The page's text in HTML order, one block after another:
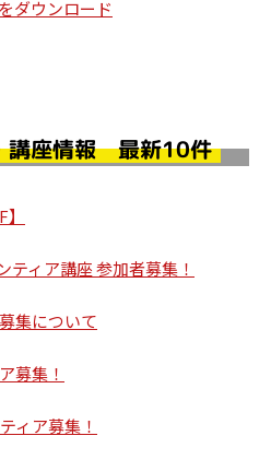
ダウンロード
講座情報 最新10件
ティア講座 参加者募集！
集について
募集！
ィア募集！